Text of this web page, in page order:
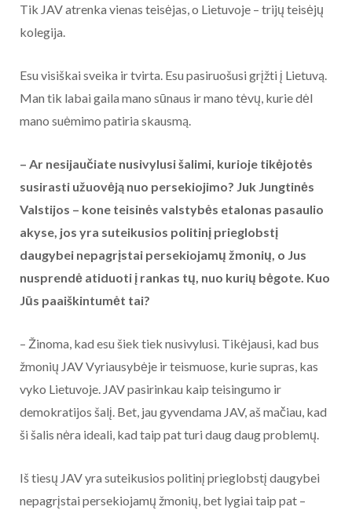
Tik JAV atrenka vienas teisėjas, o Lietuvoje – trijų teisėjų
kolegija.
Esu visiškai sveika ir tvirta. Esu pasiruošusi grįžti į Lietuvą.
Man tik labai gaila mano sūnaus ir mano tėvų, kurie dėl
mano suėmimo patiria skausmą.
– Ar nesijaučiate nusivylusi šalimi, kurioje tikėjotės
susirasti užuovėją nuo persekiojimo? Juk Jungtinės
Valstijos – kone teisinės valstybės etalonas pasaulio
akyse, jos yra suteikusios politinį prieglobstį
daugybei nepagrįstai persekiojamų žmonių, o Jus
nusprendė atiduoti į rankas tų, nuo kurių bėgote. Kuo
Jūs paaiškintumėt tai?
– Žinoma, kad esu šiek tiek nusivylusi. Tikėjausi, kad bus
žmonių JAV Vyriausybėje ir teismuose, kurie supras, kas
vyko Lietuvoje. JAV pasirinkau kaip teisingumo ir
demokratijos šalį. Bet, jau gyvendama JAV, aš mačiau, kad
ši šalis nėra ideali, kad taip pat turi daug daug problemų.
Iš tiesų JAV yra suteikusios politinį prieglobstį daugybei
nepagrįstai persekiojamų žmonių, bet lygiai taip pat –